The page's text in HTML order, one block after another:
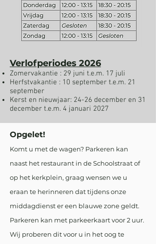
Verlofperiodes 2026
Zomervakantie : 29 juni t.e.m. 17 juli
Herfstvakantie : 10 september t.e.m. 21
september
Kerst en nieuwjaar: 24-26 december en 31
december t.e.m. 4 januari 2027
Opgelet!
Komt u met de wagen? Parkeren kan
naast het restaurant in de Schoolstraat of
op het kerkplein, graag wensen we u
eraan te herinneren dat tijdens onze
middagdienst er een blauwe zone geldt.
Parkeren kan met parkeerkaart voor 2 uur.
Wij proberen dit voor u in het oog te